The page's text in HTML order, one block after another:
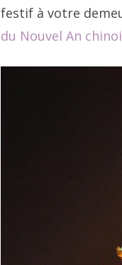
festif à votre
du Nouvel An